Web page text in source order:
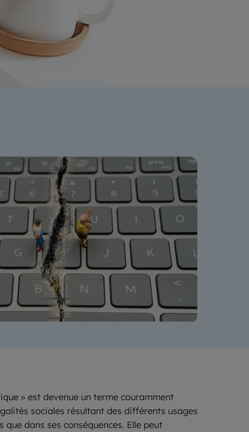
» est devenue un terme couramment
sociales résultant des différents usages
dans ses conséquences. Elle peut